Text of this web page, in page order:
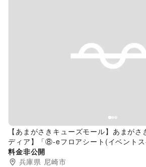
Previous slide
【あまがさきキューズモール】あまが
ディア】「⑧‐eフロアシート(イベントス
料金非公開
兵庫県 尼崎市